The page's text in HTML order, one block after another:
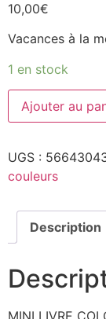
10,00€
Vacances à la
1 en stock
Ajouter au
UGS :
couleurs
Description